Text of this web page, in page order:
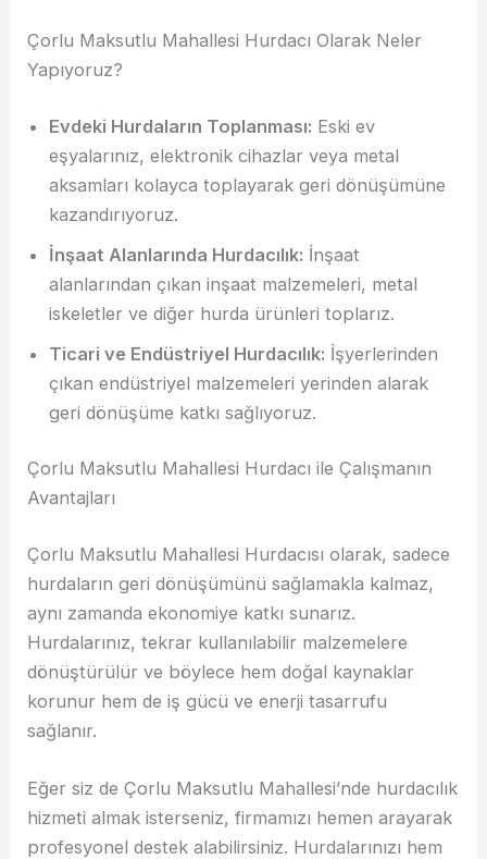
Çorlu Maksutlu Mahallesi Hurdacı Olarak Neler
Yapıyoruz?
Evdeki Hurdaların Toplanması: Eski ev
eşyalarınız, elektronik cihazlar veya metal
aksamları kolayca toplayarak geri dönüşümüne
kazandırıyoruz.
İnşaat Alanlarında Hurdacılık: İnşaat
alanlarından çıkan inşaat malzemeleri, metal
iskeletler ve diğer hurda ürünleri toplarız.
Ticari ve Endüstriyel Hurdacılık: İşyerlerinden
çıkan endüstriyel malzemeleri yerinden alarak
geri dönüşüme katkı sağlıyoruz.
Çorlu Maksutlu Mahallesi Hurdacı ile Çalışmanın
Avantajları
Çorlu Maksutlu Mahallesi Hurdacısı olarak, sadece
hurdaların geri dönüşümünü sağlamakla kalmaz,
aynı zamanda ekonomiye katkı sunarız.
Hurdalarınız, tekrar kullanılabilir malzemelere
dönüştürülür ve böylece hem doğal kaynaklar
korunur hem de iş gücü ve enerji tasarrufu
sağlanır.
Eğer siz de Çorlu Maksutlu Mahallesi’nde hurdacılık
hizmeti almak isterseniz, firmamızı hemen arayarak
profesyonel destek alabilirsiniz. Hurdalarınızı hem